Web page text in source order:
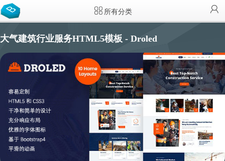
所有分类
大气建筑行业服务HTML5模板 - Droled